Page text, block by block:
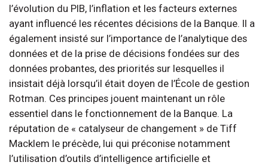
l’évolution du PIB, l’inflation et les facteurs externes
ayant influencé les récentes décisions de la Banque. Il a
également insisté sur l’importance de l’analytique des
données et de la prise de décisions fondées sur des
données probantes, des priorités sur lesquelles il
insistait déjà lorsqu’il était doyen de l’École de gestion
Rotman. Ces principes jouent maintenant un rôle
essentiel dans le fonctionnement de la Banque. La
réputation de « catalyseur de changement » de Tiff
Macklem le précède, lui qui préconise notamment
l’utilisation d’outils d’intelligence artificielle et